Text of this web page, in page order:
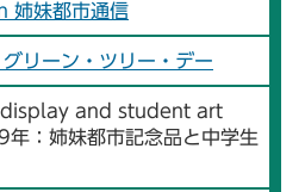
姉妹都市通信
ーン・ツリー・デー
and student art
：姉妹都市記念品と中学生